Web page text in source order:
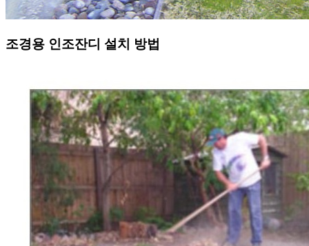
조경용 인조잔디 설치 방법